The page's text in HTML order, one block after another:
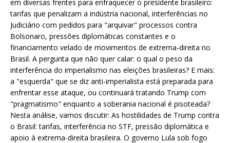
em diversas frentes para enfraquecer o presidente brasileiro:
tarifas que penalizam a indústria nacional, interferências no
Judiciário com pedidos para "arquivar" processos contra
Bolsonaro, pressões diplomáticas constantes e o
financiamento velado de movimentos de extrema-direita no
Brasil. A pergunta que não quer calar: o qual o peso da
interferência do imperialismo nas eleições brasileiras? E mais:
a "esquerda" que se diz anti-imperialista está preparada para
enfrentar esse ataque, ou continuará tratando Trump com
"pragmatismo" enquanto a soberania nacional é pisoteada?
Nesta análise, vamos discutir: As hostilidades de Trump contra
o Brasil: tarifas, interferência no STF, pressão diplomática e
apoio à extrema-direita brasileira. O governo Lula sob fogo